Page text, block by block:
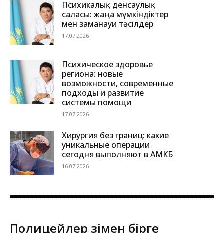
Психикалық денсаулық
саласы: жаңа мүмкіндіктер
мен заманауи тәсілдер
17.07.2026
Психическое здоровье
региона: новые
возможности, современные
подходы и развитие
системы помощи
17.07.2026
Хирургия без границ: какие
уникальные операции
сегодня выполняют в АМКБ
16.07.2026